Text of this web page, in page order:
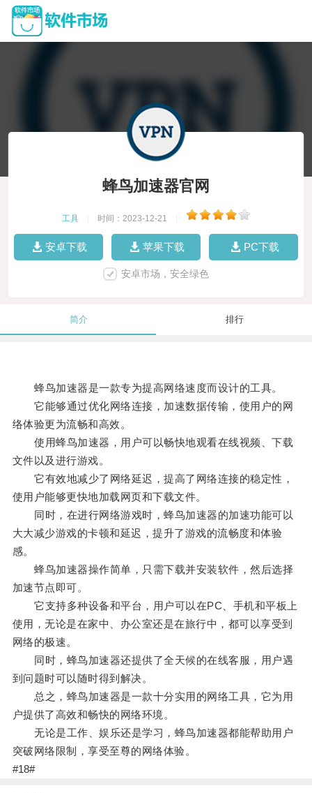
蜂鸟加速器官网
工具 时间：2023-12-21
安卓下载 苹果下载 PC下载
安卓市场，安全绿色
简介 排行
蜂鸟加速器是一款专为提高网络速度而设计的工具。
它能够通过优化网络连接，加速数据传输，使用户的网
络体验更为流畅和高效。
使用蜂鸟加速器，用户可以畅快地观看在线视频、下载
文件以及进行游戏。
它有效地减少了网络延迟，提高了网络连接的稳定性，
使用户能够更快地加载网页和下载文件。
同时，在进行网络游戏时，蜂鸟加速器的加速功能可以
大大减少游戏的卡顿和延迟，提升了游戏的流畅度和体验
感。
蜂鸟加速器操作简单，只需下载并安装软件，然后选择
加速节点即可。
它支持多种设备和平台，用户可以在PC、手机和平板上
使用，无论是在家中、办公室还是在旅行中，都可以享受到
网络的极速。
同时，蜂鸟加速器还提供了全天候的在线客服，用户遇
到问题时可以随时得到解决。
总之，蜂鸟加速器是一款十分实用的网络工具，它为用
户提供了高效和畅快的网络环境。
无论是工作、娱乐还是学习，蜂鸟加速器都能帮助用户
突破网络限制，享受至尊的网络体验。
#18#